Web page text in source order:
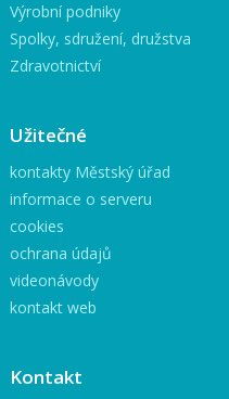
Výrobní podniky
Spolky, sdružení, družstva
Zdravotnictví
Užitečné
kontakty Městský úřad
informace o serveru
cookies
ochrana údajů
videonávody
kontakt web
Kontakt